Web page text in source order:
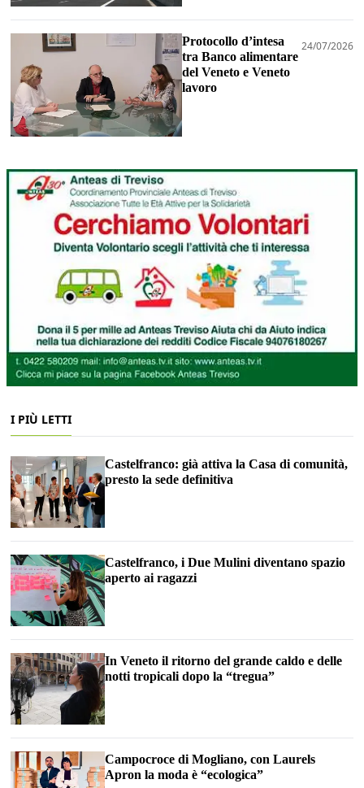
Protocollo d’intesa
tra Banco alimentare
del Veneto e Veneto
lavoro
24/07/2026
I PIÙ LETTI
Castelfranco: già attiva la Casa di comunità,
presto la sede definitiva
Castelfranco, i Due Mulini diventano spazio
aperto ai ragazzi
In Veneto il ritorno del grande caldo e delle
notti tropicali dopo la “tregua”
Campocroce di Mogliano, con Laurels
Apron la moda è “ecologica”